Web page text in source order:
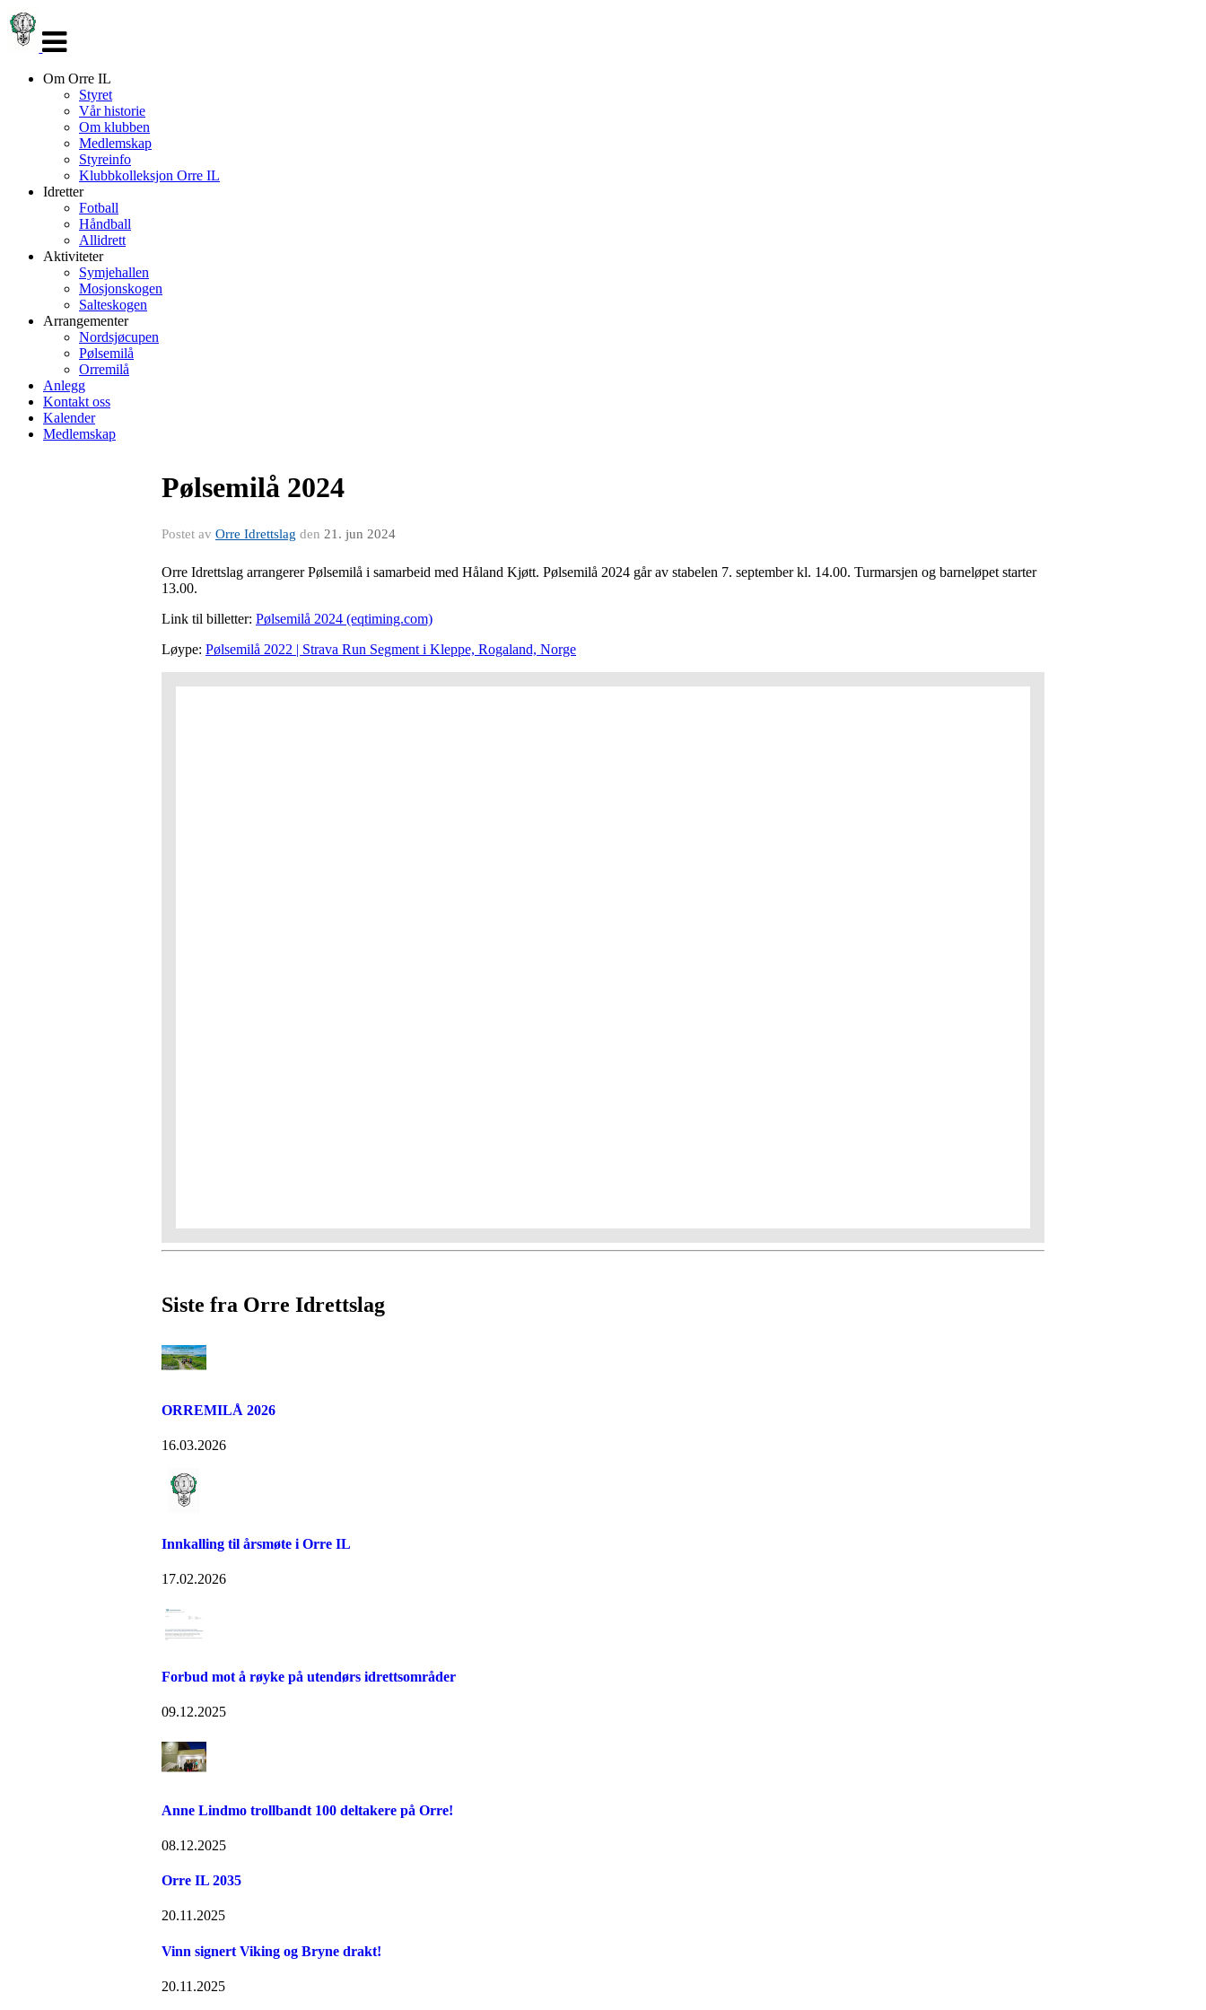
navigasjon
Om Orre IL
Styret
Vår historie
Om klubben
Medlemskap
Styreinfo
Klubbkolleksjon Orre IL
Idretter
Fotball
Håndball
Allidrett
Aktiviteter
Symjehallen
Mosjonskogen
Salteskogen
Arrangementer
Nordsjøcupen
Pølsemilå
Orremilå
Anlegg
Kontakt oss
Kalender
Medlemskap
Pølsemilå 2024
Postet av Orre Idrettslag den 21. jun 2024
Orre Idrettslag arrangerer Pølsemilå i samarbeid med Håland Kjøtt. Pølsemilå 2024 går av stabelen 7. september kl. 14.00. Turmarsjen og barneløpet starter
13.00.
Link til billetter: Pølsemilå 2024 (eqtiming.com)
Løype: Pølsemilå 2022 | Strava Run Segment i Kleppe, Rogaland, Norge
Siste fra Orre Idrettslag
ORREMILÅ 2026
16.03.2026
Innkalling til årsmøte i Orre IL
17.02.2026
Forbud mot å røyke på utendørs idrettsområder
09.12.2025
Anne Lindmo trollbandt 100 deltakere på Orre!
08.12.2025
Orre IL 2035
20.11.2025
Vinn signert Viking og Bryne drakt!
20.11.2025